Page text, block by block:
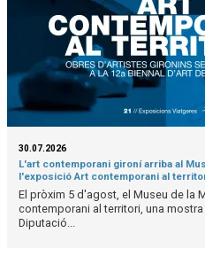
30.07.2026
L'art contemporani gironí arriba al
l'exposició Art contemporani al
El pròxim 5 d'agost, el Museu de la
contemporani al territori, una
Diputació...